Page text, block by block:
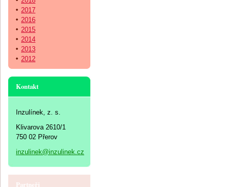
2017
2016
2015
2014
2013
2012
Kontakt
Inzulínek, z. s.
Klivarova 2610/1
750 02 Přerov
inzulinek@inzulinek.cz
Partneři